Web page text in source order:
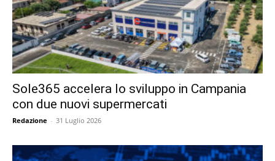
Sole365 accelera lo sviluppo in Campania
con due nuovi supermercati
Redazione - 31 Luglio 2026